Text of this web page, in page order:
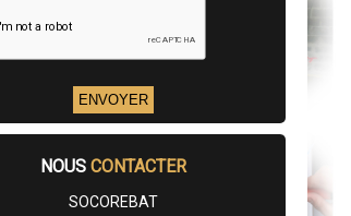
NOUS CONTACTER
SOCOREBAT